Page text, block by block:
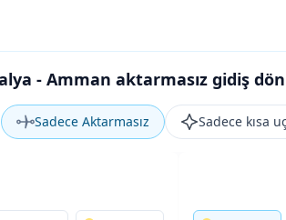
- Amman aktarmasız gidiş
Sadece Aktarmasız Sadece kısa